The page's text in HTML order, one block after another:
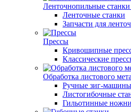
Ленточнопильные
Ленточные станки
Запчасти для
Прессы
Кривошипные
Классические
Обработка листового
Ручные зиг-машины
Листогибочные
Гильотинные